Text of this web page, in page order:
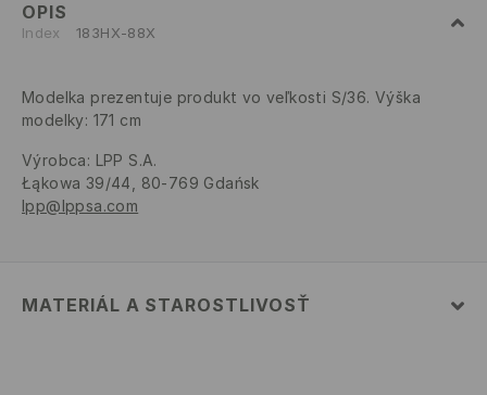
OPIS
Index 183HX-88X
Modelka prezentuje produkt vo veľkosti S/36. Výška
modelky: 171 cm
Výrobca: LPP S.A.
Łąkowa 39/44, 80-769 Gdańsk
lpp@lppsa.com
MATERIÁL A STAROSTLIVOSŤ